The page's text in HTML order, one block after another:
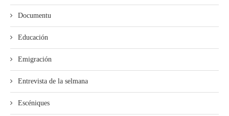
Documentu
Educación
Emigración
Entrevista de la selmana
Escéniques